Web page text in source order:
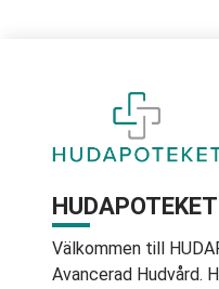
HUDAPOTEKET
Välkommen till
Avancerad Hudvård.